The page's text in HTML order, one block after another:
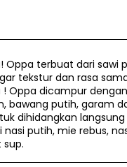
Oppa terbuat dari sawi
tekstur dan rasa
! Oppa dicampur
bawang putih, garam
dihidangkan
putih, mie rebus,